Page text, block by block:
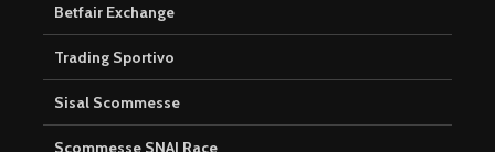
Betfair Exchange
Trading Sportivo
Sisal Scommesse
Scommesse SNAI Race